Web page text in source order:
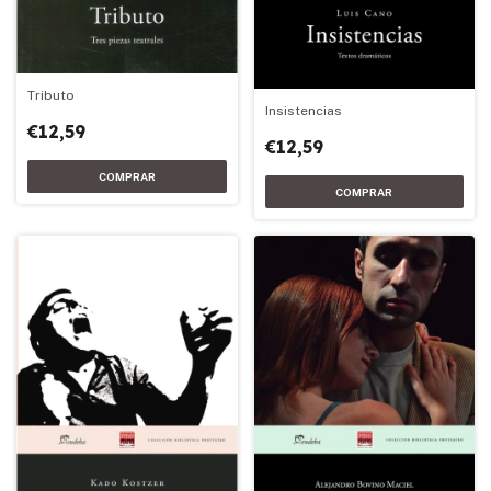
Tributo
€12,59
Insistencias
€12,59